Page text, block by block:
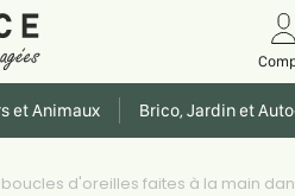
et Animaux Brico, Jardin et
d'oreilles faites à la main